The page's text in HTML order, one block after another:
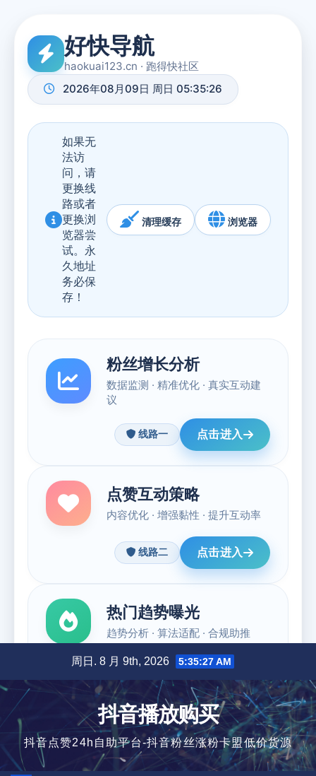
内
容
周日. 8 月 9th, 2026 5:35:28 AM
抖音播放购买
抖音点赞24h自助平台-抖音粉丝涨粉卡盟低价货源